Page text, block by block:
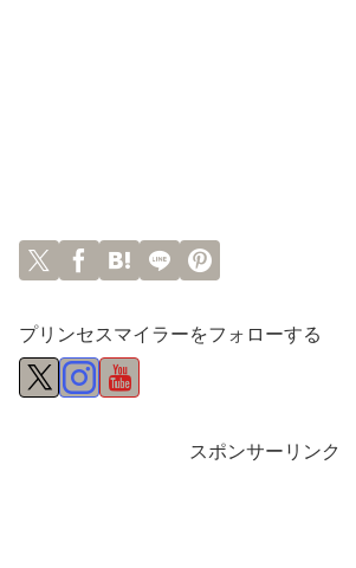
プリンセスマイラーをフォローする
スポンサーリンク